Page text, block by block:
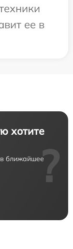
ее в
хотите
ближайшее?